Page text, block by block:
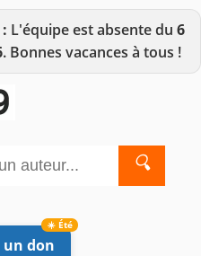
L'équipe est absente du 6
. Bonnes vacances à tous !
🔍
un don